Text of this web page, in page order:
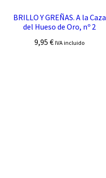
BRILLO Y GREÑAS. A la Caza
del Hueso de Oro, nº 2
9,95€ IVA incluido